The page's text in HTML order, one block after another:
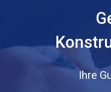
Ihre